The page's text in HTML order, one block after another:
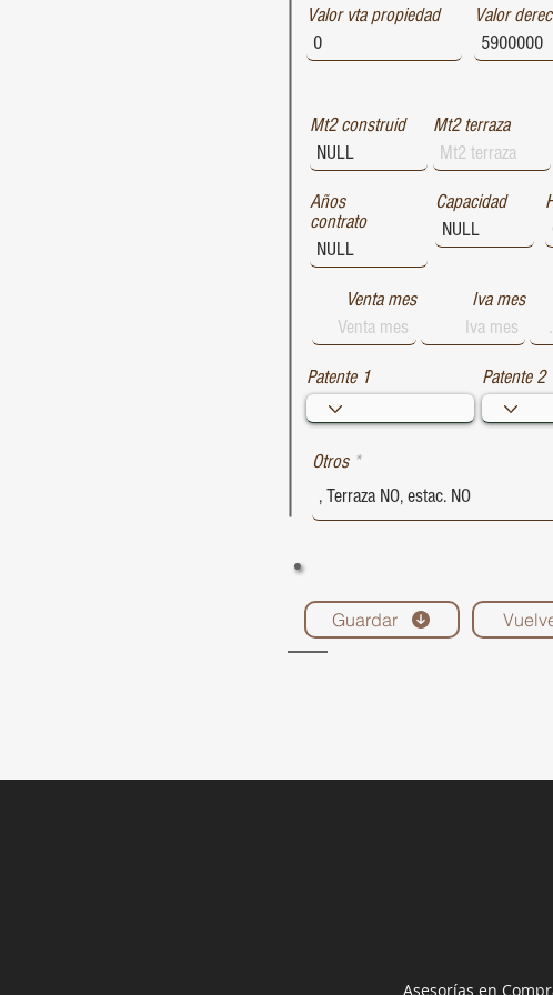
Valor vta propiedad Valor
Mt2 construid Mt2 terraza
Años
contrato
Capacidad
Venta mes Iva mes
Patente 1 Patente 2
Otros
Guardar
1729
1727
Asesorías en